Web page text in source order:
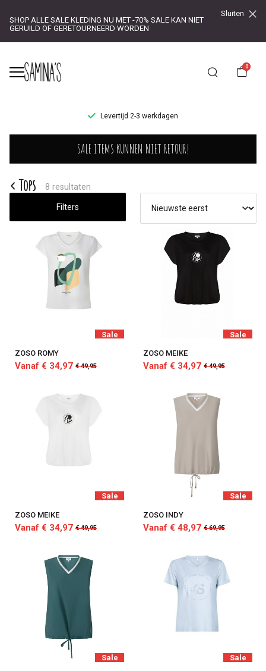
SHOP ALLE SALE KLEDING NU MET -70% SALE KAN NIET
GERUILD OF GERETOURNEERD WORDEN
Sluiten
0
Levertijd 2-3 werkdagen
Tops
Saminas
SALE ITEMS KUNNEN NIET RETOUR!
Tops 8 resultaten
Filters
Sale
ZOSO ROMY
Vanaf € 34,97 € 49,95
Sale
ZOSO MEIKE
Vanaf € 34,97 € 49,95
Sale
ZOSO MEIKE
Vanaf € 34,97 € 49,95
Sale
ZOSO INDY
Vanaf € 48,97 € 69,95
Sale Sale